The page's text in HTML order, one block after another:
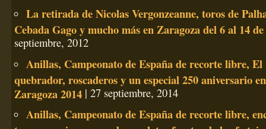
La retirada de Nicolas Vergonzeanne, toros de
Cebada Gago y mucho más en Zaragoza del 6 al 14
septiembre, 2012
Anillas, Campeonato de España de recorte libre,
quebrador, roscaderos y un especial 250 aniversario
Zaragoza 2014| 27 septiembre, 2014
Anillas, Campeonato de España de recorte libre,